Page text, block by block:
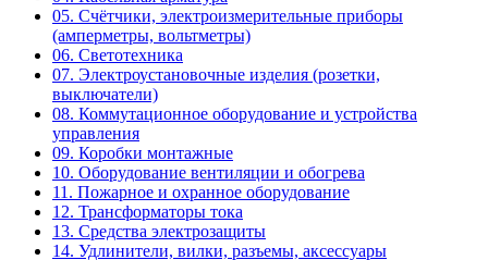
05. Счётчики, электроизмерительные приборы
(амперметры, вольтметры)
06. Светотехника
07. Электроустановочные изделия (розетки,
выключатели)
08. Коммутационное оборудование и устройства
управления
09. Коробки монтажные
10. Оборудование вентиляции и обогрева
11. Пожарное и охранное оборудование
12. Трансформаторы тока
13. Средства электрозащиты
14. Удлинители, вилки, разъемы, аксессуары